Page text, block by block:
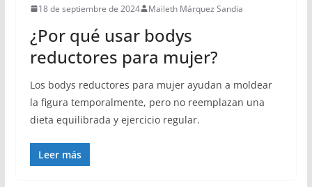
18 de septiembre de 2024 Maileth Márquez Sandia
¿Por qué usar bodys
reductores para mujer?
Los bodys reductores para mujer ayudan a moldear
la figura temporalmente, pero no reemplazan una
dieta equilibrada y ejercicio regular.
Leer más